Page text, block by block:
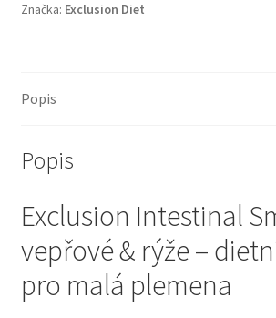
Purizon pro kočky
Veterinární dieta pro kočky
Vše pro psy — Krmivo, doplňky, vybavení
Boudy a výběhy
Bozita pro psy — Švédské krmivo s
Značka: Exclusion Diet
Popis
Popis
Exclusion Intestinal
vepřové & rýže –
pro malá plemena